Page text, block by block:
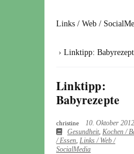
Links / Web /
› Linktipp:
Linktipp:
Babyrezepte
christine
10. Oktober 2012
Gesundheit, Kochen /
/ Essen, Links / Web /
SocialMedia